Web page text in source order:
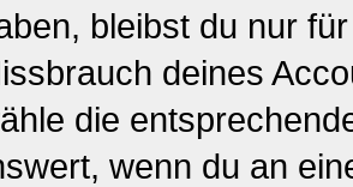
bleibst du nur
deines
die
wenn du an